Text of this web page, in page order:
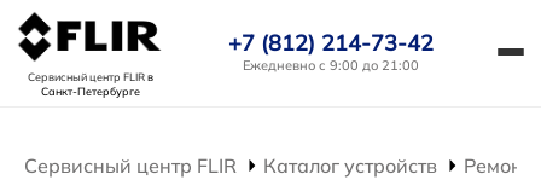
Сервисный центр FLIRв
Санкт-Петербурге
+7 (812) 214-73-42
Ежедневно с 9:00 до 21:00
Сервисный центр FLIR Каталог устройств Ремонт